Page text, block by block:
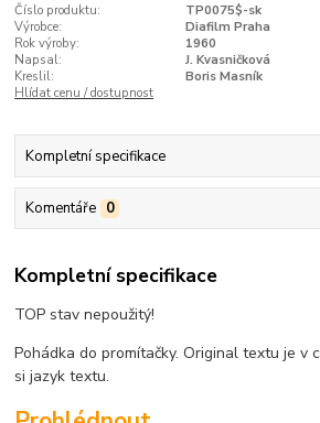
Číslo produktu:
TP0075$-sk
Výrobce:
Diafilm Praha
Rok výroby:
1960
Napsal:
J. Kvasničková
Kreslil:
Boris Masník
Hlídat cenu / dostupnost
Kompletní specifikace
Komentáře 0
Kompletní specifikace
TOP stav nepoužitý!
Pohádka do promítačky. Original textu je v
si jazyk textu.